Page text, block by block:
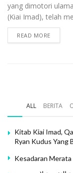
yang dimotori
(Kiai Imad), telah
READ MORE
ALL BERITA
Kitab Kiai Imad,
Ryan Kudus Yang
Kesadaran